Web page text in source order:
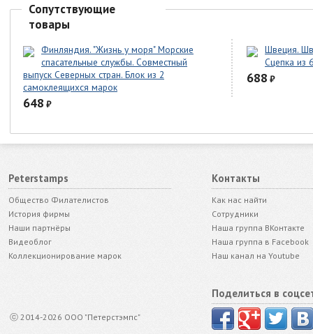
Сопутствующие
товары
Финляндия. "Жизнь у моря" Морские
спасательные службы. Совместный
выпуск Северных стран. Блок из 2
самоклеящихся марок
648 ₽
Швеция.
Сцепка из
688 ₽
Peterstamps
Общество Филателистов
История фирмы
Наши партнёры
Видеоблог
Коллекционирование марок
ⓒ 2014-2026 ООО "Петерстэмпс"
Контакты
Как нас найти
Сотрудники
Наша группа ВКонтакте
Наша группа в Facebook
Наш канал на Youtube
Поделиться в